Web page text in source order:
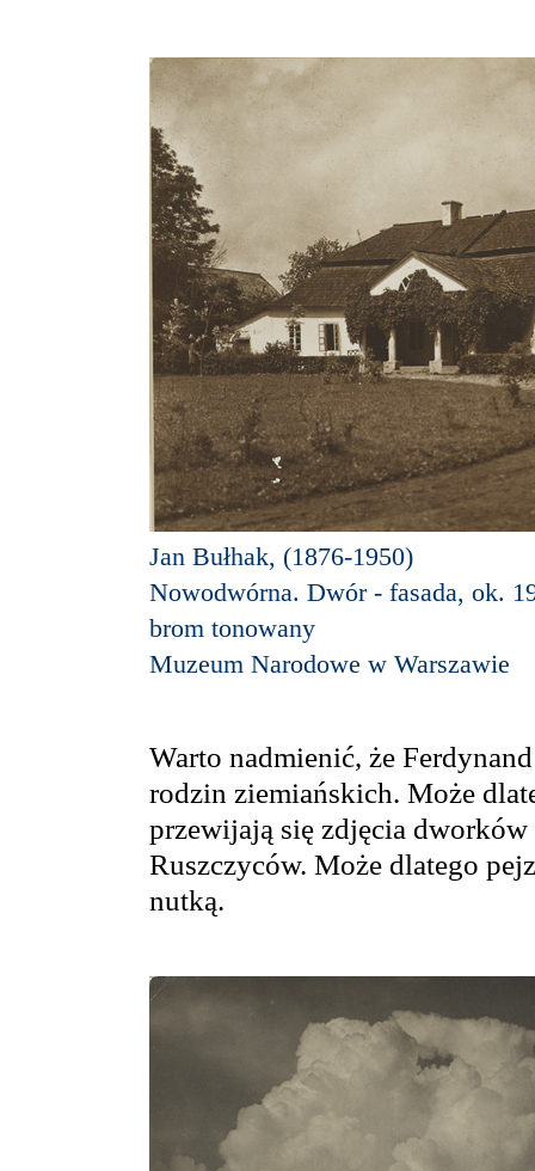
Jan Bułhak, (1876-1950)
Nowodwórna. Dwór - fasada, ok.
brom tonowany
Muzeum Narodowe w Warszawie
Warto nadmienić, że
rodzin ziemiańskich. Może
przewijają się zdjęcia
Ruszczyców. Może dlatego
nutką.